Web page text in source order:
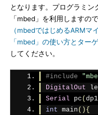
となります。プログラミ
「mbed」を利用しますの
（mbedではじめるARMマ
「mbed」の使い方とター
してください。
#include
DigitalOut
Serial pc (
int main (){